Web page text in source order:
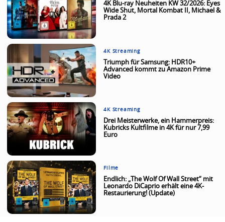
4K Blu-ray Neuheiten KW 32/2026: Eyes
Wide Shut, Mortal Kombat II, Michael &
Prada 2
4K Streaming
Triumph für Samsung: HDR10+
Advanced kommt zu Amazon Prime
Video
4K Streaming
Drei Meisterwerke, ein Hammerpreis:
Kubricks Kultfilme in 4K für nur 7,99
Euro
Filme
Endlich: „The Wolf Of Wall Street“ mit
Leonardo DiCaprio erhält eine 4K-
Restaurierung! (Update)